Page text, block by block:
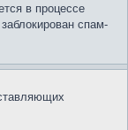
в процессе
спам-